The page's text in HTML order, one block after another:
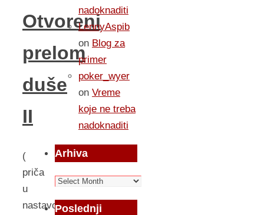
Otvoreni
prelom
duše
II
(
priča
u
nastavcima,
nadoknaditi
LennyAspib
on Blog za
primer
poker_wyer
on Vreme
koje ne treba
nadoknaditi
Arhiva
Arhiva
Poslednji